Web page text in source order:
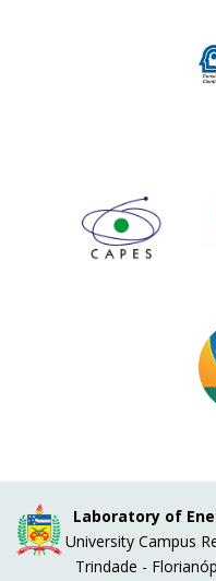
Laboratory of
University Campus
Trindade -